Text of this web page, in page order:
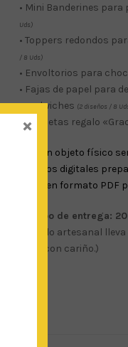
• Mini Banderines
Uds)
• Toppers redondos
/ 8 Uds)
• Envoltorios para
• Fajas de papel para
sandwiches (2 diseños / 8
• Etiquetas regalo
Ningún objeto físico
ficheros digitales
email en formato PDF
Tiempo de entrega:
(Todo lo artesanal
hace con cariño.)
×